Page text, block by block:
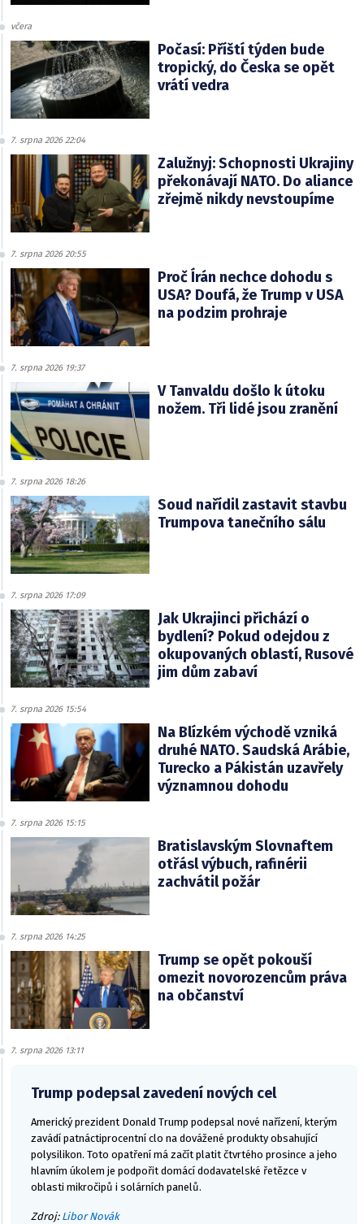
včera
Počasí: Příští týden bude
tropický, do Česka se opět
vrátí vedra
7. srpna 2026 22:04
Zalužnyj: Schopnosti Ukrajiny
překonávají NATO. Do aliance
zřejmě nikdy nevstoupíme
7. srpna 2026 20:55
Proč Írán nechce dohodu s
USA? Doufá, že Trump v USA
na podzim prohraje
7. srpna 2026 19:37
V Tanvaldu došlo k útoku
nožem. Tři lidé jsou zranění
7. srpna 2026 18:26
Soud nařídil zastavit stavbu
Trumpova tanečního sálu
7. srpna 2026 17:09
Jak Ukrajinci přichází o
bydlení? Pokud odejdou z
okupovaných oblastí, Rusové
jim dům zabaví
7. srpna 2026 15:54
Na Blízkém východě vzniká
druhé NATO. Saudská Arábie,
Turecko a Pákistán uzavřely
významnou dohodu
7. srpna 2026 15:15
Bratislavským Slovnaftem
otřásl výbuch, rafinérii
zachvátil požár
7. srpna 2026 14:25
Trump se opět pokouší
omezit novorozencům práva
na občanství
7. srpna 2026 13:11
Trump podepsal zavedení nových cel
Americký prezident Donald Trump podepsal nové nařízení, kterým
zavádí patnáctiprocentní clo na dovážené produkty obsahující
polysilikon. Toto opatření má začít platit čtvrtého prosince a jeho
hlavním úkolem je podpořit domácí dodavatelské řetězce v
oblasti mikročipů i solárních panelů.
Zdroj: Libor Novák